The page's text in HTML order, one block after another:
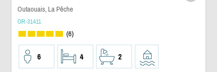
Outaouais, La Pêche
OR-31411
(6)
6 4 2